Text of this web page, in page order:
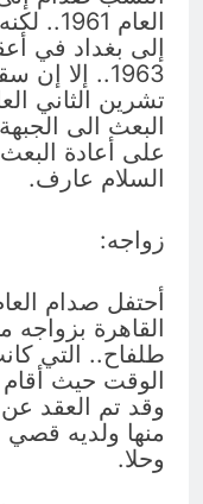
العام
إلى بغداد في
البعث الى
على أعادة
السلام عارف.
زواجه:
القاهرة بزواجه
طلفاح.. التي
الوقت حيث أقام
وقد تم العقد
منها ولديه
وحلا.